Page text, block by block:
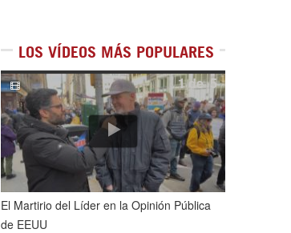
LOS VÍDEOS MÁS POPULARES
1de5
El Martirio del Líder en la Opinión Pública
de EEUU